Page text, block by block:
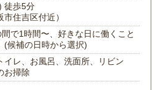
徒歩5分
市住吉区付近）
で1時間〜、好きな日に働くこと
(候補の日時から選択)
イレ、お風呂、洗面所、リビン
お掃除